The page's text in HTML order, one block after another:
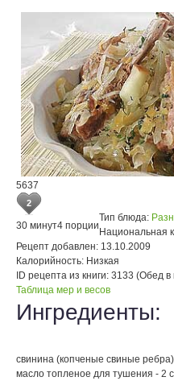
5637
2
30 минут4 порции
Тип блюда:
Национальная
Рецепт добавлен: 13.10.2009
Калорийность: Низкая
ID рецепта из книги: 3133 (Обед в
Таблица мер и весов
Ингредиенты:
свинина (копченые свиные ребра)
масло топленое для тушения - 2